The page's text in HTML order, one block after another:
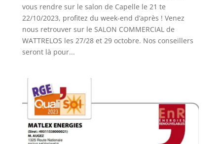
vous rendre sur le salon de Capelle le 21 te
22/10/2023, profitez du week-end d’après ! Venez
nous retrouver sur le SALON COMMERCIAL de
WATTRELOS les 27/28 et 29 octobre. Nos conseillers
seront là pour...